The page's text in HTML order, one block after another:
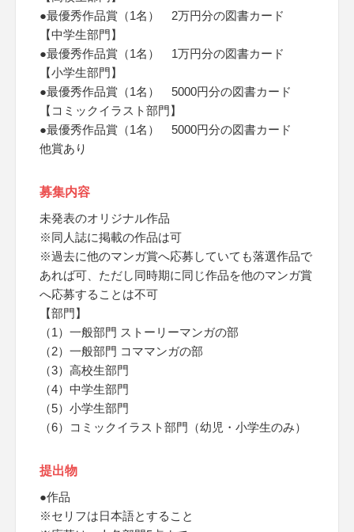
●最優秀作品賞（1名） 2万円分の図書カード
【中学生部門】
●最優秀作品賞（1名） 1万円分の図書カード
【小学生部門】
●最優秀作品賞（1名） 5000円分の図書カード
【コミックイラスト部門】
●最優秀作品賞（1名） 5000円分の図書カード
他賞あり
募集内容
未発表のオリジナル作品
※同人誌に掲載の作品は可
※過去に他のマンガ賞へ応募していても落選作品で
あれば可、ただし同時期に同じ作品を他のマンガ賞
へ応募することは不可
【部門】
（1）一般部門 ストーリーマンガの部
（2）一般部門 コママンガの部
（3）高校生部門
（4）中学生部門
（5）小学生部門
（6）コミックイラスト部門（幼児・小学生のみ）
提出物
●作品
※セリフは日本語とすること